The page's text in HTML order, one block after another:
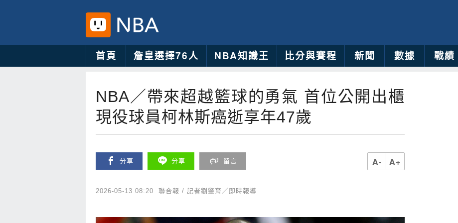
首頁 詹皇選擇76人 NBA知識王 比分與賽程 新聞 數據 戰績
NBA／帶來超越籃球的勇氣 首位公開出櫃
現役球員柯林斯癌逝享年47歲
分享 分享 留言 A- A+
2026-05-13 08:20 聯合報 / 記者劉肇育／即時報導